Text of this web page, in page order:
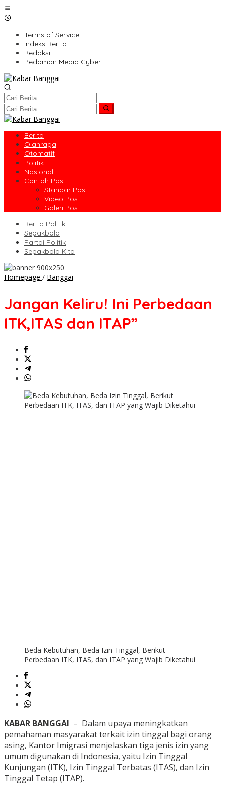
Lewati
ke
Terms of Service
Indeks Berita
Redaksi
Pedoman Media Cyber
Berita
Olahraga
Otomatif
Politik
Nasional
Contoh Pos
Standar Pos
Video Pos
Galeri Pos
Berita Politik
Sepakbola
Partai Politik
Sepakbola Kita
Homepage / Banggai
Perbedaan
dan
Jangan Keliru! Ini Perbedaan
ITK,ITAS dan ITAP”
Beda Kebutuhan, Beda Izin Tinggal, Berikut
Perbedaan ITK, ITAS, dan ITAP yang Wajib Diketahui
KABAR BANGGAI – Dalam upaya meningkatkan
pemahaman masyarakat terkait izin tinggal bagi orang
asing, Kantor Imigrasi menjelaskan tiga jenis izin yang
umum digunakan di Indonesia, yaitu Izin Tinggal
Kunjungan (ITK), Izin Tinggal Terbatas (ITAS), dan Izin
Tinggal Tetap (ITAP).